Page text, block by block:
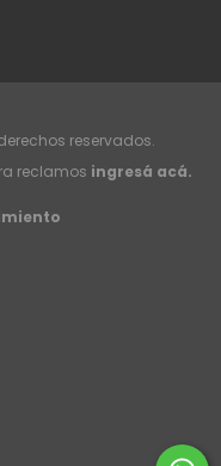
reservados.
reclamos ingresá acá.